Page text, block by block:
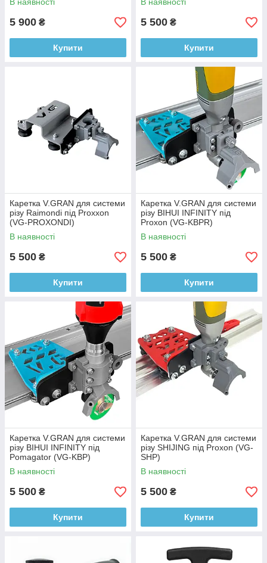
5 900 ₴
Купити
5 500 ₴
Купити
Каретка V.GRAN для системи
різу Raimondi під Proxxon
(VG-PROXONDI)
В наявності
5 500 ₴
Купити
Каретка V.GRAN для системи
різу BIHUI INFINITY під
Proxon (VG-KBPR)
В наявності
5 500 ₴
Купити
Каретка V.GRAN для системи
різу BIHUI INFINITY під
Pomagator (VG-KBP)
В наявності
5 500 ₴
Купити
Каретка V.GRAN для системи
різу SHIJING під Proxon (VG-
SHP)
В наявності
5 500 ₴
Купити